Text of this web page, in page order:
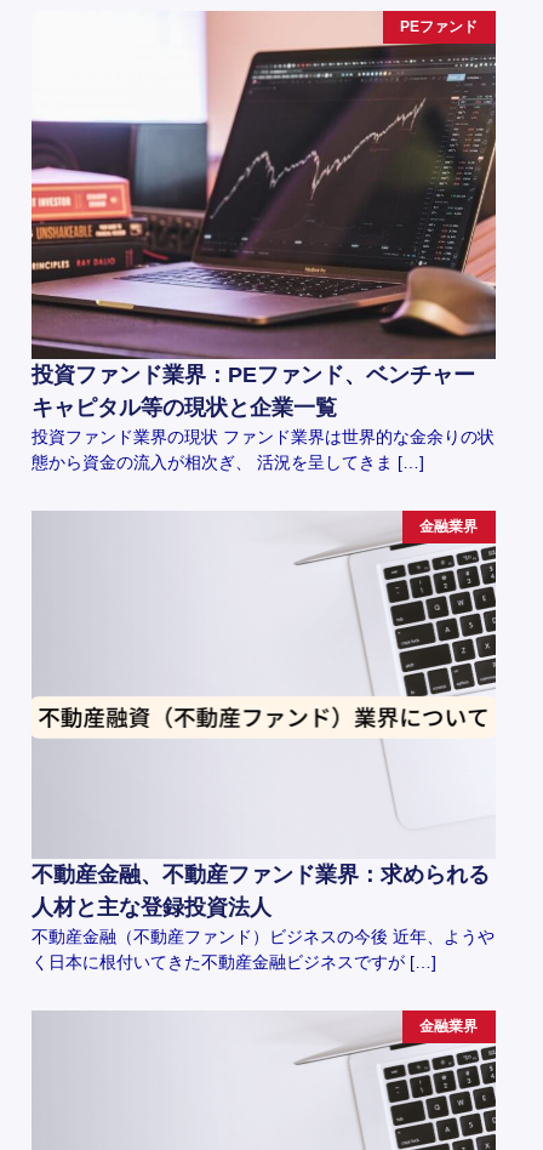
PEファンド
投資ファンド業界：PEファンド、ベンチャー
キャピタル等の現状と企業一覧
投資ファンド業界の現状 ファンド業界は世界的な金余りの状
態から資金の流入が相次ぎ、 活況を呈してきま […]
金融業界
不動産金融、不動産ファンド業界：求められる
人材と主な登録投資法人
不動産金融（不動産ファンド）ビジネスの今後 近年、ようや
く日本に根付いてきた不動産金融ビジネスですが […]
金融業界